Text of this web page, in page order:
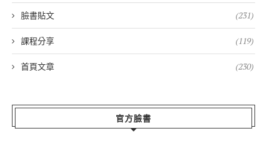
臉書貼文 (231)
課程分享 (119)
首頁文章 (230)
官方臉書